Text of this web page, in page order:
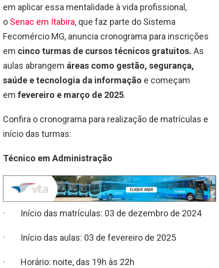
em aplicar essa mentalidade à vida profissional,
o Senac em Itabira, que faz parte do Sistema
Fecomércio MG, anuncia cronograma para inscrições
em cinco turmas de cursos técnicos gratuitos. As
aulas abrangem áreas como gestão, segurança,
saúde e tecnologia da informação e começam
em fevereiro e março de 2025.
Confira o cronograma para realização de matrículas e
início das turmas:
Técnico em Administração
· Início das matrículas: 03 de dezembro de 2024
· Início das aulas: 03 de fevereiro de 2025
· Horário: noite, das 19h às 22h